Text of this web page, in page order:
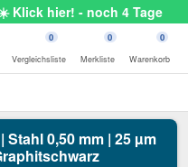
Klick hier! - noch 4 Tage
0
Vergleichsliste
0
Merkliste
0
Warenkorb
Stahl 0,50 mm | 25 µm